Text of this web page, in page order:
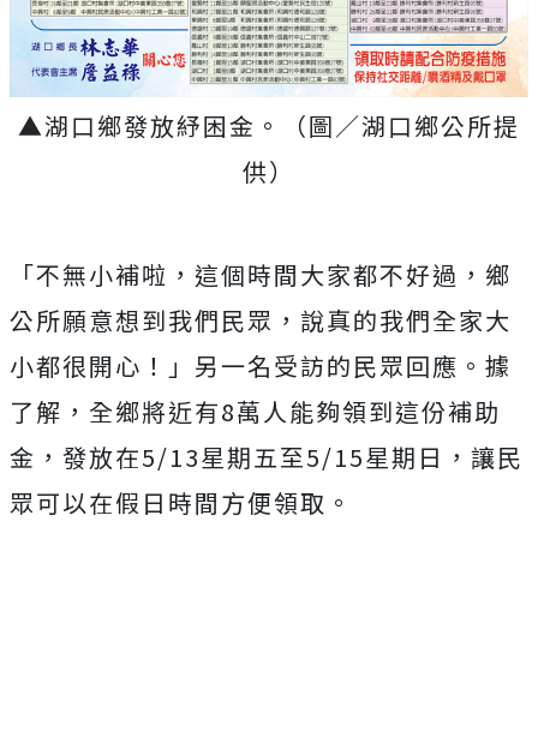
▲湖口鄉發放紓困金。（圖／湖口鄉公所提
供）
「不無小補啦，這個時間大家都不好過，鄉
公所願意想到我們民眾，說真的我們全家大
小都很開心！」另一名受訪的民眾回應。據
了解，全鄉將近有8萬人能夠領到這份補助
金，發放在5/13星期五至5/15星期日，讓民
眾可以在假日時間方便領取。